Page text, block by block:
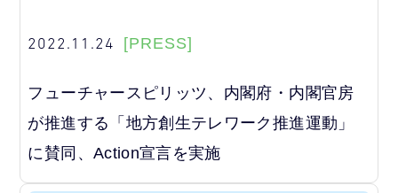
2022.11.24 [PRESS]
フューチャースピリッツ、内閣府・内閣官房
が推進する「地方創生テレワーク推進運動」
に賛同、Action宣言を実施